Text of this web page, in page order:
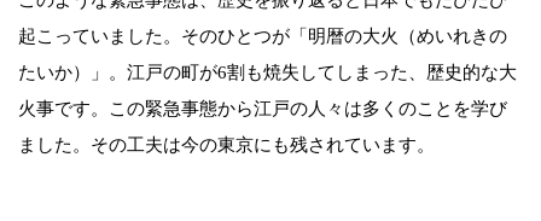
起こっていました。そのひとつが「明暦の大火（めいれきの
たいか）」。江戸の町が6割も焼失してしまった、歴史的な大
火事です。この緊急事態から江戸の人々は多くのことを学び
ました。その工夫は今の東京にも残されています。